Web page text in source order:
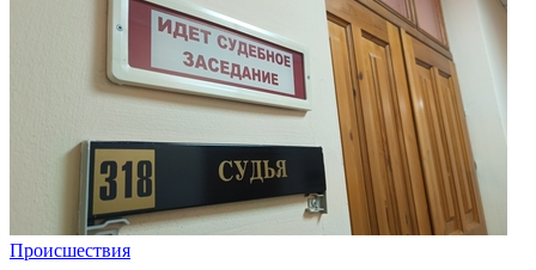
Происшествия